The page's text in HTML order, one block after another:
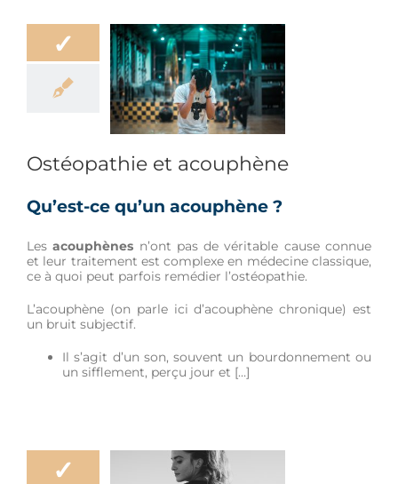
✓
et
Ostéopathie et acouphène
Qu’est-ce qu’un acouphène ?
Lesacouphènes n’ont pas de véritable cause connue
et leur traitement est complexe en médecine classique,
ce à quoi peut parfois remédier l’ostéopathie.
L’acouphène (on parle ici d’acouphène chronique) est
un bruit subjectif.
Il s’agit d’un son, souvent un bourdonnement ou
un sifflement, perçu jour et […]
✓